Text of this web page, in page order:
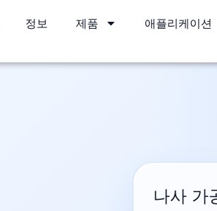
정보 제품 애플리케이션
나사 가